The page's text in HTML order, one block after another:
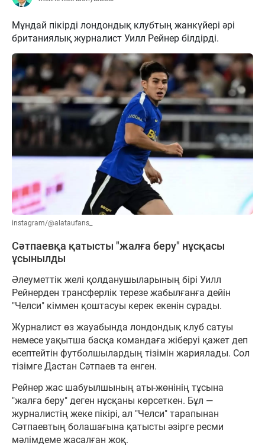
Мұндай пікірді лондондық клубтың жанкүйері әрі
британиялық журналист Уилл Рейнер білдірді.
instagram/@alataufans_
Сәтпаевқа қатысты "жалға беру" нұсқасы
ұсынылды
Әлеуметтік желі қолданушыларының бірі Уилл
Рейнерден трансферлік терезе жабылғанға дейін
"Челси" кіммен қоштасуы керек екенін сұрады.
Журналист өз жауабында лондондық клуб сатуы
немесе уақытша басқа командаға жіберуі қажет деп
есептейтін футболшылардың тізімін жариялады. Сол
тізімге Дастан Сәтпаев та енген.
Рейнер жас шабуылшының аты-жөнінің тұсына
"жалға беру" деген нұсқаны көрсеткен. Бұл —
журналистің жеке пікірі, ал "Челси" тарапынан
Сәтпаевтың болашағына қатысты әзірге ресми
мәлімдеме жасалған жоқ.